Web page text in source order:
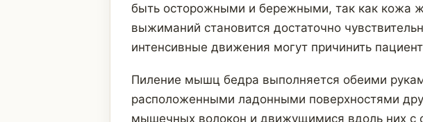
быть осторожными и бережными, так как кожа
выжиманий становится достаточно
интенсивные движения могут причинить
Пиление мышц бедра выполняется обеими
расположенными ладонными поверхностями
мышечных волокон и движущимися вдоль них с